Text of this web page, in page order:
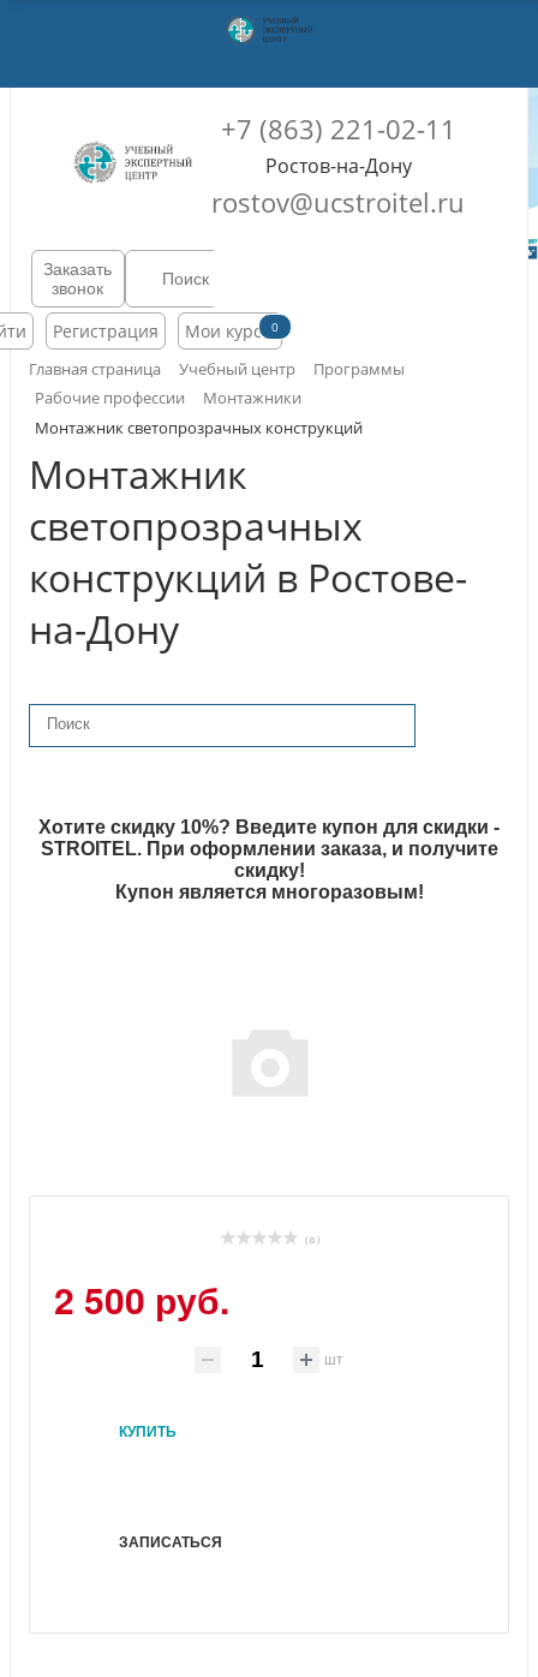
+7 (863) 221-02-11
Ростов-на-Дону
rostov@ucstroitel.ru
Заказать
звонок
Регистрация Мои курсы0
Главная страница Учебный центр
Программы
Рабочие профессии
Монтажники
Монтажник светопрозрачных конструкций
Монтажник
светопрозрачных
конструкций в Ростове-
на-Дону
Хотите скидку 10%? Введите купон для скидки -
STROITEL. При оформлении заказа, и получите
скидку!
Купон является многоразовым!
( 0 )
2 500 руб.
шт
КУПИТЬ
ЗАПИСАТЬСЯ